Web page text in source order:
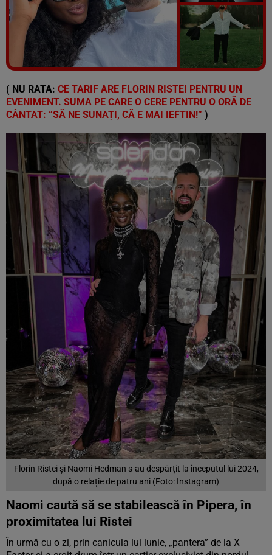
Vezi galeria foto
6 poze
( NU RATA: CE TARIF ARE FLORIN RISTEI PENTRU UN
EVENIMENT. SUMA PE CARE O CERE PENTRU O ORĂ DE
CÂNTAT: ”SĂ NE SUNAȚI, CĂ E MAI IEFTIN!” )
Florin Ristei și Naomi Hedman s-au despărțit la începutul lui 2024,
după o relație de patru ani (Foto: Instagram)
Naomi caută să se stabilească în Pipera, în
proximitatea lui Ristei
În urmă cu o zi, prin canicula lui iunie, „pantera” de la X